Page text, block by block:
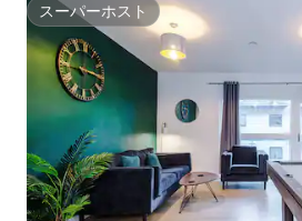
スーパーホスト
スーパーホスト